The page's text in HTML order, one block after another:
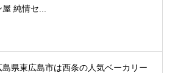
屋 純情セ...
島県東広島市は西条の人気ベーカリー